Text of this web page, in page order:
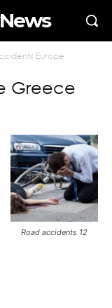
Europe
Greece
Road accidents 12